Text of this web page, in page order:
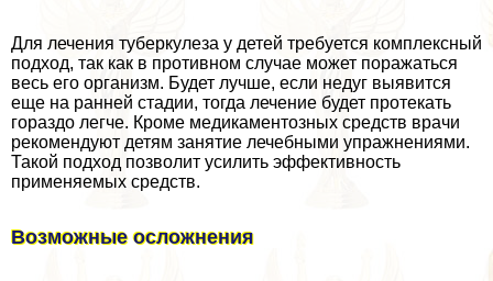
Для лечения туберкулеза у детей требуется комплексный
подход, так как в противном случае может поражаться
весь его организм. Будет лучше, если недуг выявится
еще на ранней стадии, тогда лечение будет протекать
гораздо легче. Кроме медикаментозных средств врачи
рекомендуют детям занятие лечебными упражнениями.
Такой подход позволит усилить эффективность
применяемых средств.
Возможные осложнения